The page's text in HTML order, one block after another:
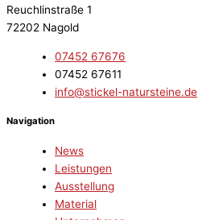
Reuchlinstraße 1
72202 Nagold
07452 67676
07452 67611
info@stickel-natursteine.de
Navigation
News
Leistungen
Ausstellung
Material